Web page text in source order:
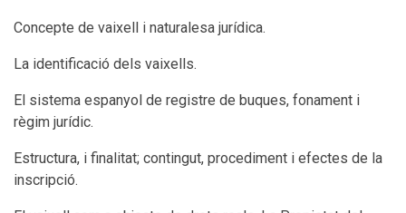
Concepte de vaixell i naturalesa jurídica.
La identificació dels vaixells.
El sistema espanyol de registre de buques, fonament i
règim jurídic.
Estructura, i finalitat; contingut, procediment i efectes de la
inscripció.